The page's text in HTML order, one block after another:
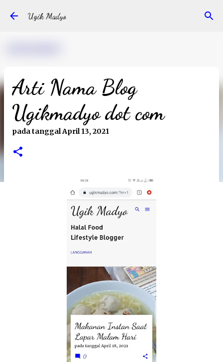
Langsung ke konten utama
Ugik Madyo
Arti Nama Blog
Ugikmadyo dot com
pada tanggalApril 13, 2021